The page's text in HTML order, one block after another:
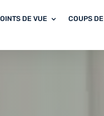
DE VUE
COUPS